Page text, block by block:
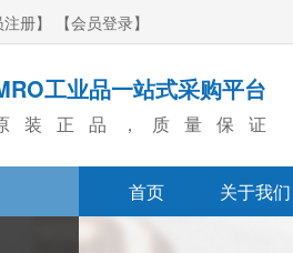
注册】 【会员登录】
工业品一站式采购平台
装正品，质量保证
首页 关于我们